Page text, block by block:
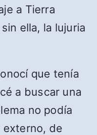
a Tierra
ella, la lujuria
que tenía
a buscar una
no podía
externo, de